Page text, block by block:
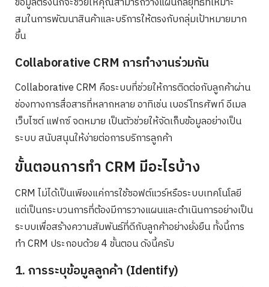
สมในการพัฒนาสินค้าและบริการให้ตรงกับกลุ่มเป้าหมายมาก
ขึ้น
Collaborative CRM การทำงานร่วมกัน
Collaborative CRM คือระบบที่ช่วยให้การติดต่อกับลูกค้าผ่าน
ช่องทางการสื่อสารที่หลากหลาย อาทิเช่น เบอร์โทรศัพท์ อีเมล
เว็บไซต์ แฟกซ์ จดหมาย เป็นตัวช่วยให้จัดเก็บข้อมูลอย่างเป็น
ระบบ สนับสนุนให้ง่ายต่อการบริการลูกค้า
ขั้นตอนการทำ CRM มีอะไรบ้าง
CRM ไม่ได้เป็นเพียงแค่การใช้ซอฟต์แวร์หรือระบบเทคโนโลยี
แต่เป็นกระบวนการที่ต้องมีการวางแผนและดำเนินการอย่างเป็น
ระบบเพื่อสร้างความสัมพันธ์ที่ดีกับลูกค้าอย่างยั่งยืน ทั้งนี้การ
ทำ CRM ประกอบด้วย 4 ขั้นตอน ดังนี้ครับ
1. การระบุข้อมูลลูกค้า (Identify)